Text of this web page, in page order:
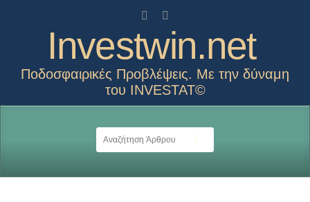
Investwin.net
Ποδοσφαιρικές Προβλέψεις. Με την δύναμη
του INVESTAT©